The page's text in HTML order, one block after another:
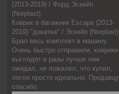
(2013-2019) / Форд Эскейп
(Norplast).
Коврик в багажник Escape (2013-
2019) "докатка" / Эскейп (Norplast)
Брал весь комплект в машину.
Очень быстро отправили, коврики
выглядят в разы лучше чем
ожидал, не пожалел, что купил,
легли просто идеально. Продавцу
спасибо.